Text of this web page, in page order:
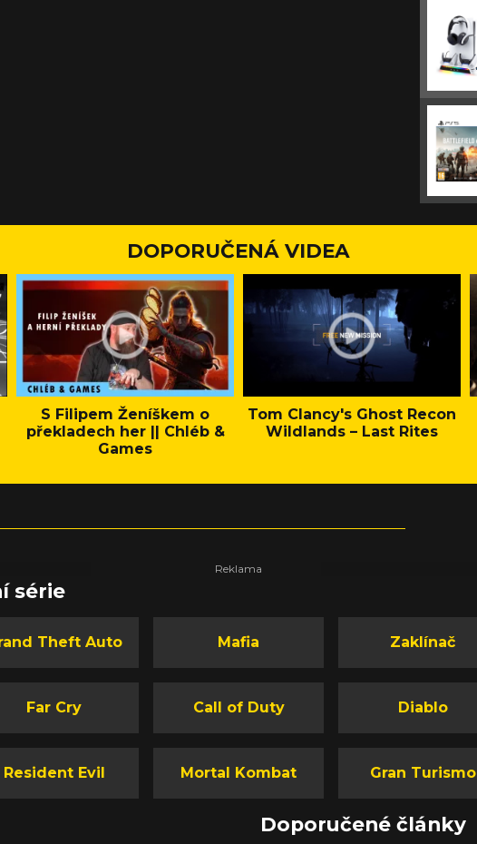
DOPORUČENÁ VIDEA
S Filipem Ženíškem o
překladech her || Chléb &
Games
Tom Clancy's Ghost Recon
Wildlands – Last Rites
série
Theft Auto Mafia Zaklínač
Far Cry Call of Duty Diablo
Resident Evil Mortal Kombat Gran Turismo
Doporučené články